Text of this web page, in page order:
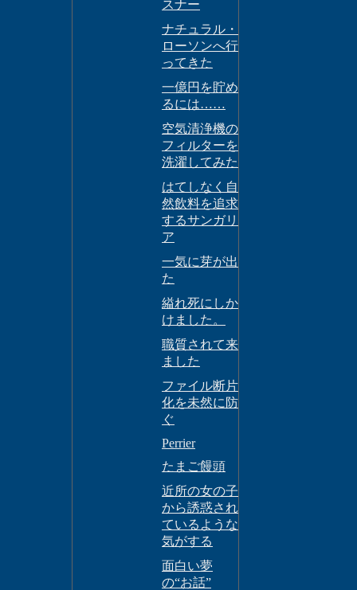
スナー
ナチュラル・
ローソンへ行
ってきた
一億円を貯め
るには……
空気清浄機の
フィルターを
洗濯してみた
はてしなく自
然飲料を追求
するサンガリ
ア
一気に芽が出
た
縊れ死にしか
けました。
職質されて来
ました
ファイル断片
化を未然に防
ぐ
Perrier
たまご饅頭
近所の女の子
から誘惑され
ているような
気がする
面白い夢
の“お話”